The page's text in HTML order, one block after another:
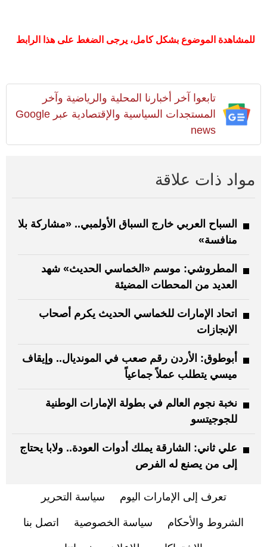
للمشاهدة الموضوع بشكل كامل، يرجى الضغط على هذا الرابط
تابعوا آخر أخبارنا المحلية والرياضية وآخر
المستجدات السياسية والإقتصادية عبر Google
news
مواد ذات علاقة
السباح العربي خارج السباق الأولمبي.. «مشاركة بلا
منافسة»
المطروشي: موسم «الخماسي الحديث» شهد
العديد من المحطات المضيئة
اتحاد الإمارات للخماسي الحديث يكرم أصحاب
الإنجازات
أبوطوق: الأردن رقم صعب في المونديال.. وإيقاف
ميسي يتطلب عملاً جماعياً
نخبة نجوم العالم في بطولة الإمارات الوطنية
للجوجيتسو
علي ثاني: الشارقة يملك أدوات العودة.. ولابا يحتاج
إلى من يصنع له الفرص
تعرف إلى الإمارات اليوم سياسة التحرير
الشروط والأحكام سياسة الخصوصية اتصل بنا